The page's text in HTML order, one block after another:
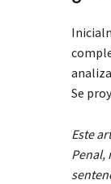
Se
Este
Penal,